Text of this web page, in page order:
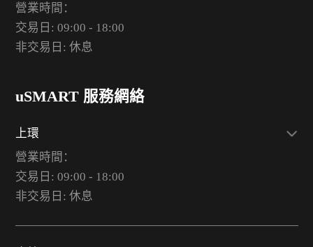
營業時間：
交易日: 09:00 - 18:00
非交易日: 休息
uSMART 服務網絡
上環
營業時間：
交易日: 09:00 - 18:00
非交易日: 休息